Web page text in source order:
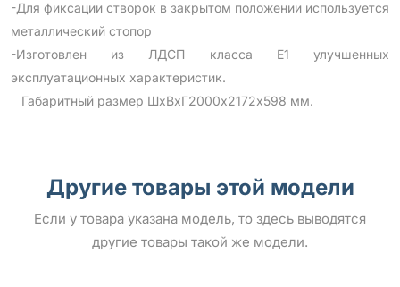
-Для фиксации створок в закрытом положении используется
металлический стопор
-Изготовлен из ЛДСП класса Е1 улучшенных
эксплуатационных характеристик.
Габаритный размер ШхВхГ2000х2172х598 мм.
Другие товары этой модели
Если у товара указана модель, то здесь выводятся
другие товары такой же модели.